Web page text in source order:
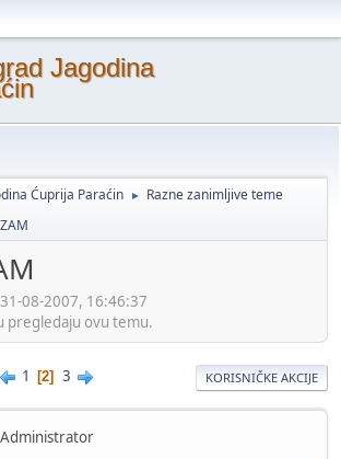
Jagodina
Ćuprija Paraćin ► Razne zanimljive teme
08-2007, 16:46:37
pregledaju ovu temu.
1 2 3 KORISNIČKE AKCIJE
Administrator